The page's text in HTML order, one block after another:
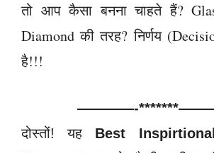
तो आप कैसा बनना चाहते हैं?
Diamond की तरह? निर्णय
है!!!
————-
दोस्तों! यह Best